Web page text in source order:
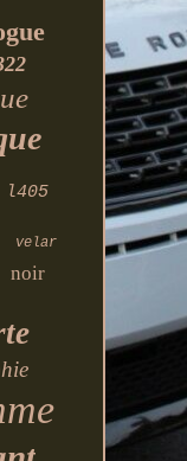
l405
velar
noir